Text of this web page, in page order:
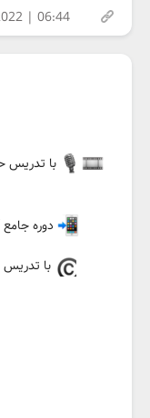
| 06:44
با تدریس
دوره
با تدریس